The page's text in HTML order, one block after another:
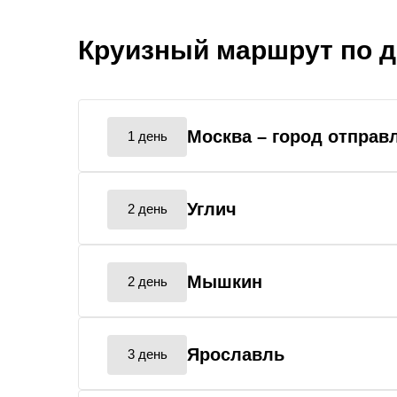
Круизный маршрут по
1 день Москва – город
2 день Углич
2 день Мышкин
3 день Ярославль